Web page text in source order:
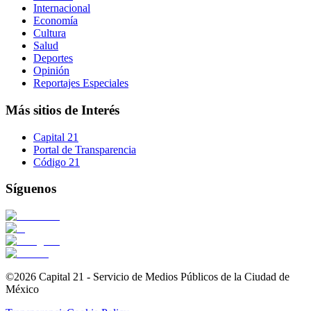
Internacional
Economía
Cultura
Salud
Deportes
Opinión
Reportajes Especiales
Más sitios de Interés
Capital 21
Portal de Transparencia
Código 21
Síguenos
©2026 Capital 21 - Servicio de Medios Públicos de la Ciudad de
México